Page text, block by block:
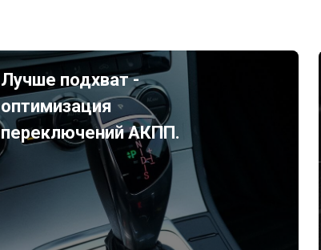
Лучше подхват -
оптимизация
переключений АКПП.